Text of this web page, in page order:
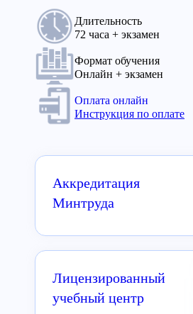
Длительность
72 часа + экзамен
Формат обучения
Онлайн + экзамен
Оплата онлайн
Инструкция по оплате
Аккредитация
Минтруда
Лицензированный
учебный центр